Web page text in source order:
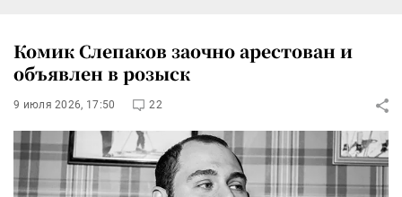
Комик Слепаков заочно арестован и
объявлен в розыск
9 июля 2026, 17:50 22